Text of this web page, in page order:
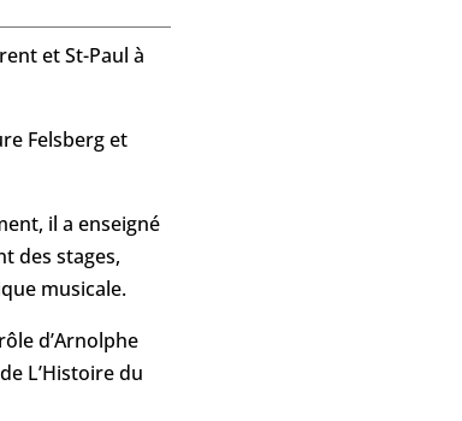
et St-Paul à
Felsberg et
il a enseigné
des stages,
musicale.
d’Arnolphe
L’Histoire du